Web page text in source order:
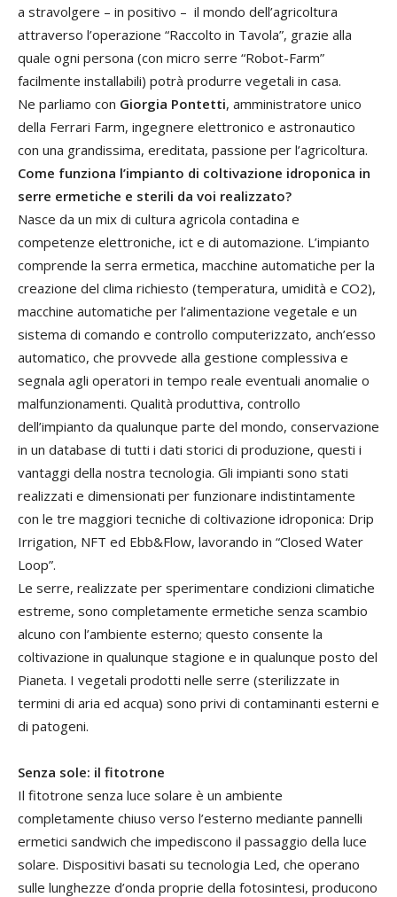
a stravolgere – in positivo – il mondo dell’agricoltura
attraverso l’operazione “Raccolto in Tavola”, grazie alla
quale ogni persona (con micro serre “Robot-Farm”
facilmente installabili) potrà produrre vegetali in casa.
Ne parliamo con Giorgia Pontetti, amministratore unico
della Ferrari Farm, ingegnere elettronico e astronautico
con una grandissima, ereditata, passione per l’agricoltura.
Come funziona l’impianto di coltivazione idroponica in
serre ermetiche e sterili da voi realizzato?
Nasce da un mix di cultura agricola contadina e
competenze elettroniche, ict e di automazione. L’impianto
comprende la serra ermetica, macchine automatiche per la
creazione del clima richiesto (temperatura, umidità e CO2),
macchine automatiche per l’alimentazione vegetale e un
sistema di comando e controllo computerizzato, anch’esso
automatico, che provvede alla gestione complessiva e
segnala agli operatori in tempo reale eventuali anomalie o
malfunzionamenti. Qualità produttiva, controllo
dell’impianto da qualunque parte del mondo, conservazione
in un database di tutti i dati storici di produzione, questi i
vantaggi della nostra tecnologia. Gli impianti sono stati
realizzati e dimensionati per funzionare indistintamente
con le tre maggiori tecniche di coltivazione idroponica: Drip
Irrigation, NFT ed Ebb&Flow, lavorando in “Closed Water
Loop”.
Le serre, realizzate per sperimentare condizioni climatiche
estreme, sono completamente ermetiche senza scambio
alcuno con l’ambiente esterno; questo consente la
coltivazione in qualunque stagione e in qualunque posto del
Pianeta. I vegetali prodotti nelle serre (sterilizzate in
termini di aria ed acqua) sono privi di contaminanti esterni e
di patogeni.
Senza sole: il fitotrone
Il fitotrone senza luce solare è un ambiente
completamente chiuso verso l’esterno mediante pannelli
ermetici sandwich che impediscono il passaggio della luce
solare. Dispositivi basati su tecnologia Led, che operano
sulle lunghezze d’onda proprie della fotosintesi, producono